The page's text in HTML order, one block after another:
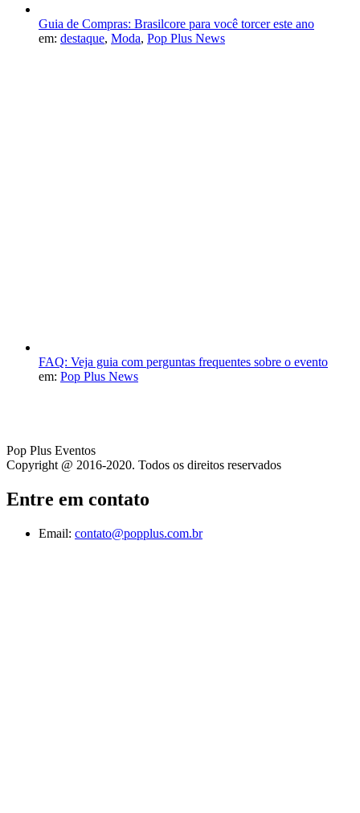
Guia de Compras: Brasilcore para você torcer este ano
em: destaque, Moda, Pop Plus News
FAQ: Veja guia com perguntas frequentes sobre o evento
em: Pop Plus News
Pop Plus Eventos
Copyright @ 2016-2020. Todos os direitos reservados
Entre em contato
Email: contato@popplus.com.br